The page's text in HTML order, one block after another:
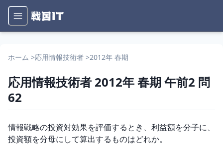
ホーム >応用情報技術者 >2012年 春期
応用情報技術者 2012年 春期午前2 問
62
問題文
情報戦略の投資対効果を評価するとき、利益額を分子に、
投資額を分母にして算出するものはどれか。